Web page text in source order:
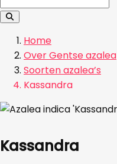
Home
Over Gentse azalea
Soorten azalea’s
Kassandra
Kassandra